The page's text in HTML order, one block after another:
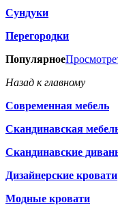
Сундуки
Перегородки
Популярное
Назад к главному
Современная мебель
Скандинавская
Скандинавские
Дизайнерские кровати
Модные кровати